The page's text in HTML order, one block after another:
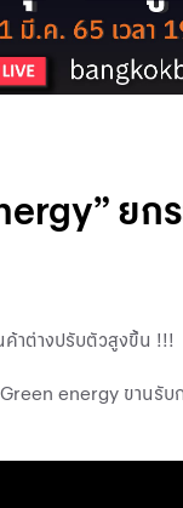
ยก
าต่างปรับตัวสูงขึ้น !!!
energy ขานรั